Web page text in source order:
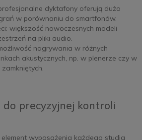
dyktafony oferują dużo
w porównaniu do smartfonów.
większość nowoczesnych modeli
na pliki audio.
nagrywania w różnych
akustycznych, np. w plenerze czy w
do precyzyjnej kontroli
wyposażenia każdego studia